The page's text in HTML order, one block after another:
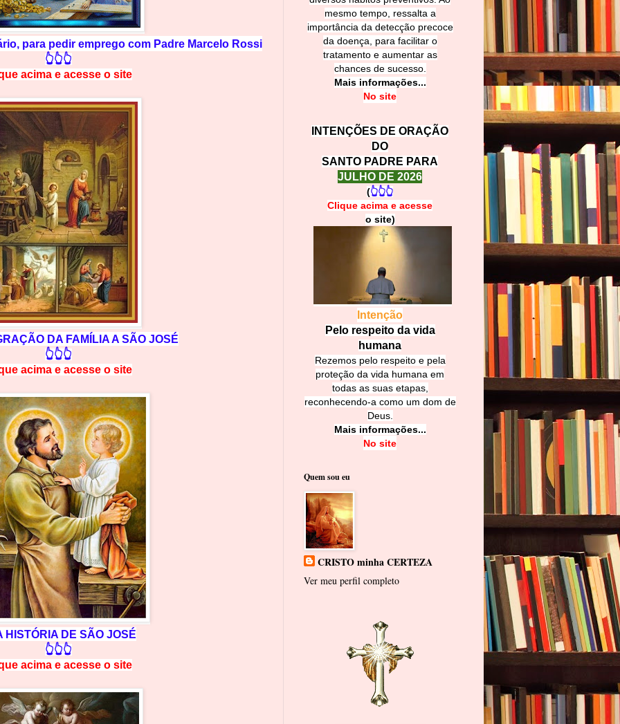
para pedir emprego com Padre Marcelo Rossi
👆👆👆
acima e acesse o site
DA FAMÍLIA A SÃO JOSÉ
👆👆👆
acima e acesse o site
HISTÓRIA DE SÃO JOSÉ
👆👆👆
acima e acesse o site
mesmo tempo, ressalta a
importância da detecção precoce
da doença, para facilitar o
tratamento e aumentar as
chances de sucesso.
Mais informações...
No site
INTENÇÕES DE ORAÇÃO
DO
SANTO PADRE PARA
JULHO DE 2026
(👆👆👆
Clique acima e acesse
o site)
Intenção
Pelo respeito da vida
humana
Rezemos pelo respeito e pela
proteção da vida humana em
todas as suas etapas,
reconhecendo-a como um dom de
Deus.
Mais informações...
No site
Quem sou eu
CRISTO minha CERTEZA
Ver meu perfil completo